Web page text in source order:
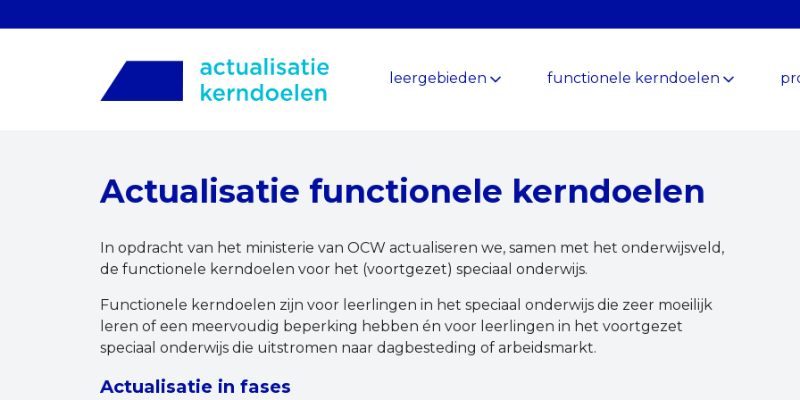
leergebieden functionele kerndoelen
Actualisatie functionele kerndoelen
In opdracht van het ministerie van OCW actualiseren we, samen met het onderwijsveld,
de functionele kerndoelen voor het (voortgezet) speciaal onderwijs.
Functionele kerndoelen zijn voor leerlingen in het speciaal onderwijs die zeer moeilijk
leren of een meervoudig beperking hebben én voor leerlingen in het voortgezet
speciaal onderwijs die uitstromen naar dagbesteding of arbeidsmarkt.
Actualisatie in fases